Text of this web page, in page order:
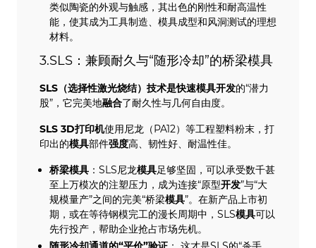
类似陶瓷的外观与触感，其出色的刚性和耐高温性
能，使其成为工具制造、模具成型和风洞测试的理想
材料。
3.SLS：兼顾耐久与“随形冷却”的桥梁模具
SLS （选择性激光烧结）技术是快速模具开发的“潜力
股”，它完美地融合了耐久性与几何自由度。
SLS 3D打印机使用尼龙（PA12）等工程塑料粉末，打
印出的模具部件强度高、韧性好、耐温性佳。
桥梁模具 ：SLS尼龙模具足够坚固，可以承受数千甚
至上万模次的注塑压力，成为连接“原型开发”与“大
规模量产”之间的完美“桥梁模具”。在新产品上市初
期，或在等待钢模完工的漫长周期中，SLS模具可以
先行投产，帮助企业抢占市场先机。